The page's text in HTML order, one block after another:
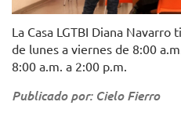
La Casa LGTBI Diana
de lunes a viernes de 8:00
8:00 a.m. a 2:00 p.m.
Publicado por: Cielo Fierro